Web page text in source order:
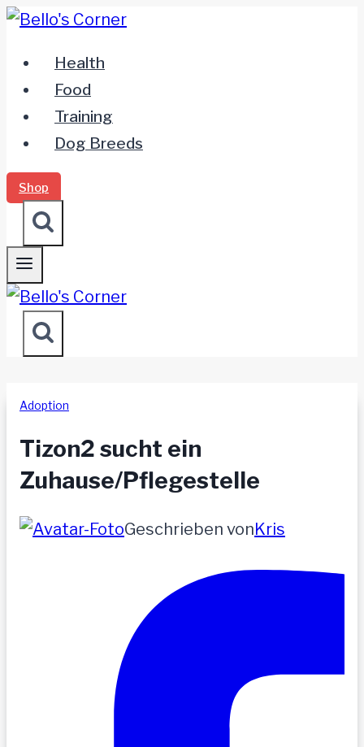
Zum
springenHealth
Food
Training
Dog Breeds
Shop
Adoption
Tizon2 sucht ein
Zuhause/Pflegestelle
Geschrieben vonKris